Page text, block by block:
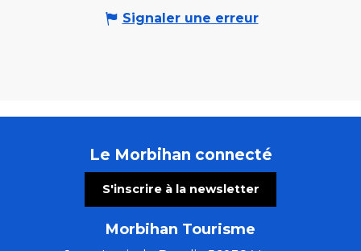
Signaler une erreur
Le Morbihan connecté
S'inscrire à la newsletter
Morbihan Tourisme